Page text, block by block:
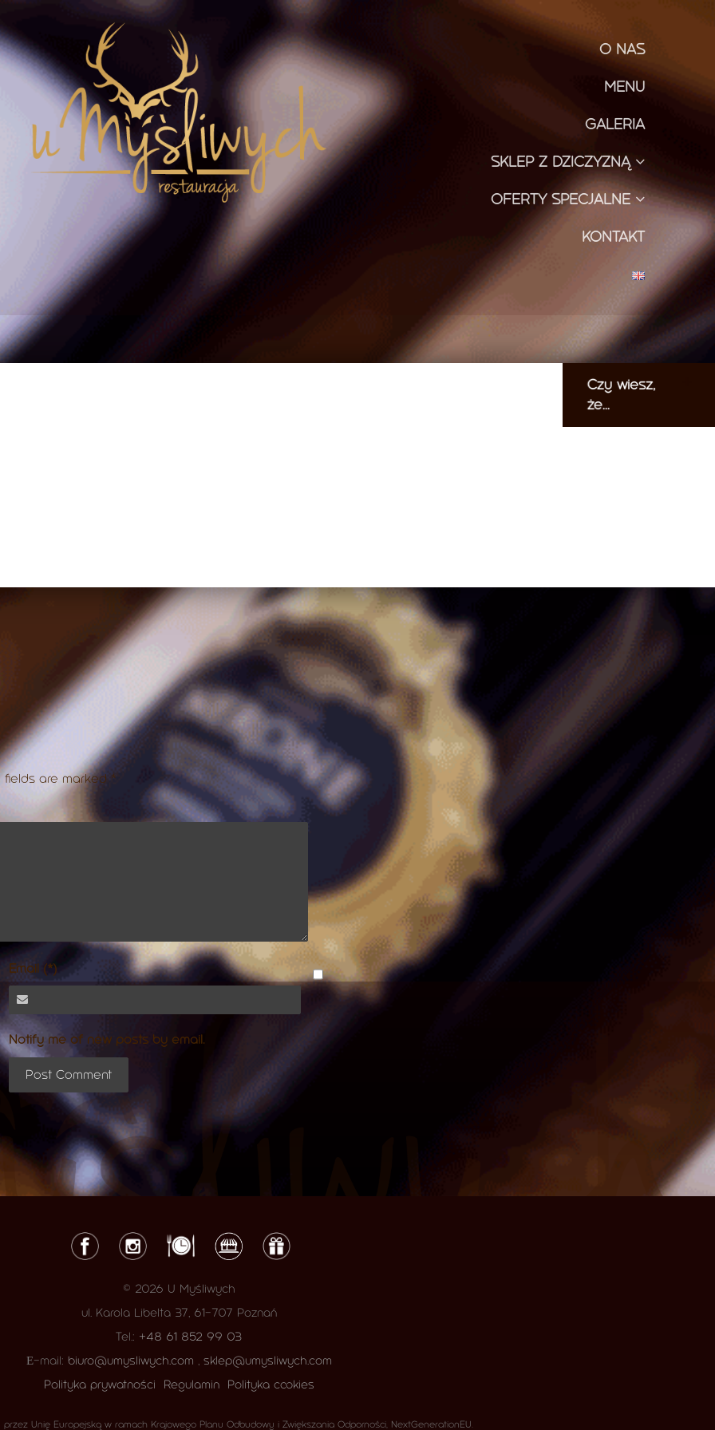
O NAS
MENU
GALERIA
SKLEP Z DZICZYZNĄ
OFERTY SPECJALNE
KONTAKT
are marked *
Email (*)
Notify me of new posts by email.
Czy wiesz,
że...
© 2026 U Myśliwych
ul. Karola Libelta 37, 61-707 Poznań
Tel.: +48 61 852 99 03
Е-mail: biuro@umysliwych.com ,sklep@umysliwych.com
Polityka prywatności
Regulamin Polityka cookies
Unię Europejską w ramach Krajowego Planu Odbudowy i Zwiększania Odporności, NextGenerationEU.